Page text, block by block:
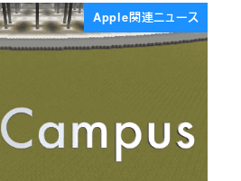
Apple関連ニュース